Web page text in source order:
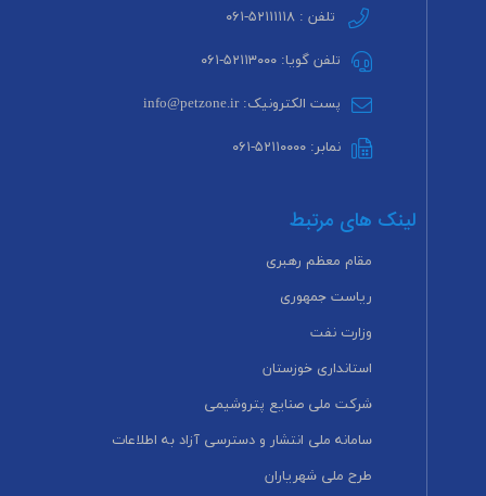
تلفن : ۵۲۱۱۱۱۱۸-۰۶۱
تلفن گویا: ۵۲۱۱۳۰۰۰-۰۶۱
پست الکترونیک: info@petzone.ir
نمابر: ۵۲۱۱۰۰۰۰-۰۶۱
لینک های مرتبط
مقام معظم رهبری
ریاست جمهوری
وزارت نفت
استانداری خوزستان
شرکت ملی صنایع پتروشیمی
سامانه ملی انتشار و دسترسی آزاد به اطلاعات
طرح ملی شهریاران